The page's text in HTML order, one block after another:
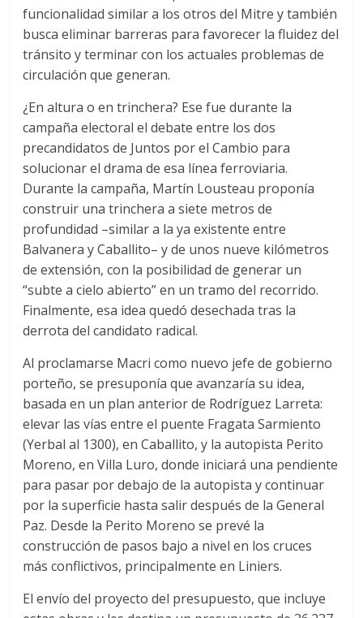
funcionalidad similar a los otros del Mitre y también
busca eliminar barreras para favorecer la fluidez del
tránsito y terminar con los actuales problemas de
circulación que generan.
¿En altura o en trinchera? Ese fue durante la
campaña electoral el debate entre los dos
precandidatos de Juntos por el Cambio para
solucionar el drama de esa línea ferroviaria.
Durante la campaña, Martín Lousteau proponía
construir una trinchera a siete metros de
profundidad –similar a la ya existente entre
Balvanera y Caballito– y de unos nueve kilómetros
de extensión, con la posibilidad de generar un
“subte a cielo abierto” en un tramo del recorrido.
Finalmente, esa idea quedó desechada tras la
derrota del candidato radical.
Al proclamarse Macri como nuevo jefe de gobierno
porteño, se presuponía que avanzaría su idea,
basada en un plan anterior de Rodríguez Larreta:
elevar las vías entre el puente Fragata Sarmiento
(Yerbal al 1300), en Caballito, y la autopista Perito
Moreno, en Villa Luro, donde iniciará una pendiente
para pasar por debajo de la autopista y continuar
por la superficie hasta salir después de la General
Paz. Desde la Perito Moreno se prevé la
construcción de pasos bajo a nivel en los cruces
más conflictivos, principalmente en Liniers.
El envío del proyecto del presupuesto, que incluye